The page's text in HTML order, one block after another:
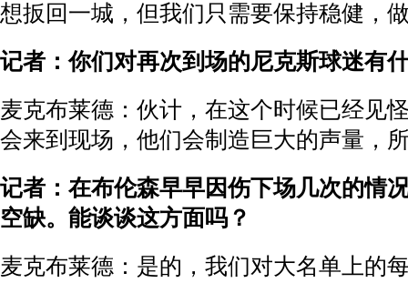
想扳回一城，但我们只需要保持稳健，
记者：你们对再次到场的尼克斯球迷有
麦克布莱德：伙计，在这个时候已经见
会来到现场，他们会制造巨大的声量，
记者：在布伦森早早因伤下场几次的情
空缺。能谈谈这方面吗？
麦克布莱德：是的，我们对大名单上的